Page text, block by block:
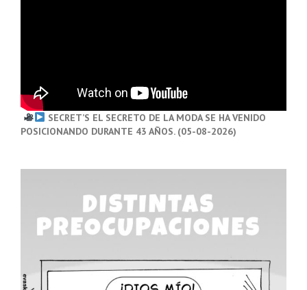
SECRET’S EL SECRETO DE LA MODA SE HA VENIDO
POSICIONANDO DURANTE 43 AÑOS. (05-08-2026)